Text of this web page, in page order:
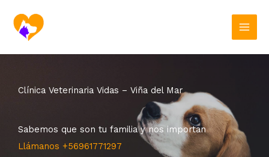
contenido
Clínica Veterinaria Vidas – Viña del Mar
Sabemos que son tu familia y nos importan
Llámanos +56961771297